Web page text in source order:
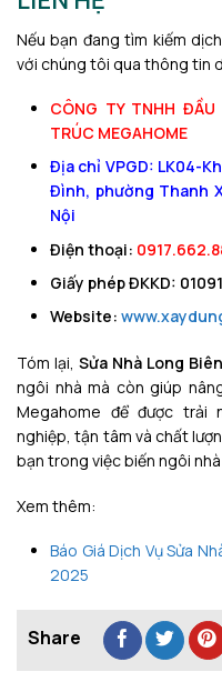
Nếu bạn đang tìm kiếm
với chúng tôi qua thông tin
CÔNG TY TNHH ĐẦU
TRÚC MEGAHOME
Địa chỉ VPGD: LK04-
Đình, phường Thanh
Nội
Điện thoại:
Giấy phép ĐKKD:
Website:
Tóm lại, Sửa Nhà Long Biên
ngôi nhà mà còn giúp
Megahome để được trải
nghiệp, tận tâm và chất
bạn trong việc biến ngôi
Xem thêm:
Báo Giá Dịch Vụ Sửa
2025